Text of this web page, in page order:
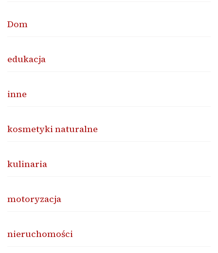
Dom
edukacja
inne
kosmetyki naturalne
kulinaria
motoryzacja
nieruchomości